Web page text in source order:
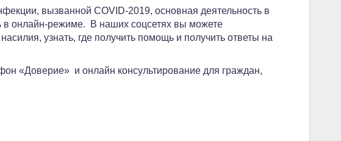
вызванной COVID-2019, основная деятельность в
в онлайн-режиме. В наших соцсетях вы можете
узнать, где получить помощь и получить ответы на
«Доверие» и онлайн консультирование для граждан,